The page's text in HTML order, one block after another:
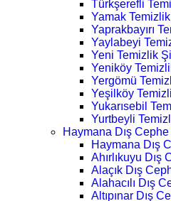
Türkşerefli
Yamak
Yaprakbayırı
Yaylabeyi
Yeni Temizlik
Yeniköy
Yergömü
Yeşilköy
Yukarısebil
Yurtbeyli
Haymana Dış
Haymana Dış
Ahırlıkuyu Dış
Alaçık Dış
Alahacılı Dış
Altıpınar Dış